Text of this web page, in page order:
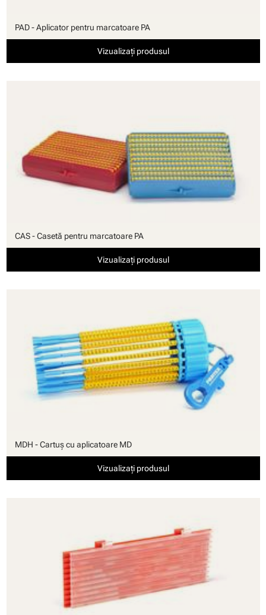
PAD - Aplicator pentru marcatoare PA
Vizualizați produsul
CAS - Casetă pentru marcatoare PA
Vizualizați produsul
MDH - Cartuş cu aplicatoare MD
Vizualizați produsul